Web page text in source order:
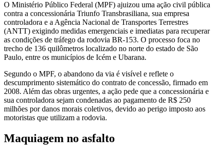
O Ministério Público Federal (MPF) ajuizou uma ação civil pública
contra a concessionária Triunfo Transbrasiliana, sua empresa
controladora e a Agência Nacional de Transportes Terrestres
(ANTT) exigindo medidas emergenciais e imediatas para recuperar
as condições de tráfego da rodovia BR-153. O processo foca no
trecho de 136 quilômetros localizado no norte do estado de São
Paulo, entre os municípios de Icém e Ubarana.
Segundo o MPF, o abandono da via é visível e reflete o
descumprimento sistemático do contrato de concessão, firmado em
2008. Além das obras urgentes, a ação pede que a concessionária e
sua controladora sejam condenadas ao pagamento de R$ 250
milhões por danos morais coletivos, devido ao perigo imposto aos
motoristas que utilizam a rodovia.
Maquiagem no asfalto